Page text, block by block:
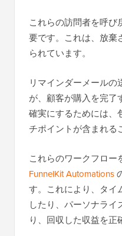
これらの訪問者を呼
要です。これは、放棄
られています。
リマインダーメール
が、顧客が購入を完了
確実にするためには、
チポイントが含まれる
これらのワークフロー
FunnelKit Automations
す。これにより、タイ
したり、パーソナラ
り、回収した収益を正